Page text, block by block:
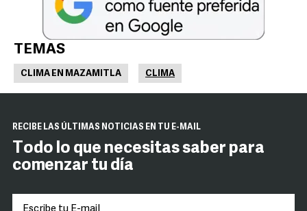
TEMAS
CLIMA EN MAZAMITLA CLIMA
RECIBE LAS ÚLTIMAS NOTICIAS EN TU E-MAIL
Todo lo que necesitas saber para
comenzar tu día